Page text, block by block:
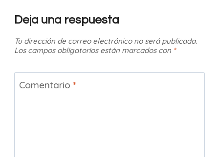
Deja una respuesta
Tu dirección de correo electrónico no será publicada.
Los campos obligatorios están marcados con *
Comentario *